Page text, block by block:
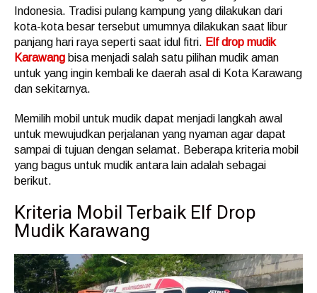
Indonesia. Tradisi pulang kampung yang dilakukan dari
kota-kota besar tersebut umumnya dilakukan saat libur
panjang hari raya seperti saat idul fitri. Elf drop mudik
Karawang bisa menjadi salah satu pilihan mudik aman
untuk yang ingin kembali ke daerah asal di Kota Karawang
dan sekitarnya.
Memilih mobil untuk mudik dapat menjadi langkah awal
untuk mewujudkan perjalanan yang nyaman agar dapat
sampai di tujuan dengan selamat. Beberapa kriteria mobil
yang bagus untuk mudik antara lain adalah sebagai
berikut.
Kriteria Mobil Terbaik Elf Drop
Mudik Karawang